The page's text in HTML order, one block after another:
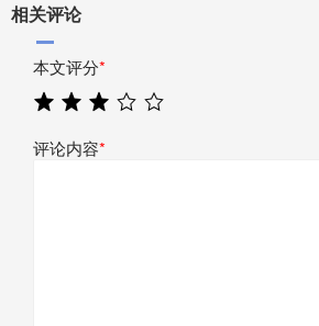
相关评论
本文评分*
评论内容*